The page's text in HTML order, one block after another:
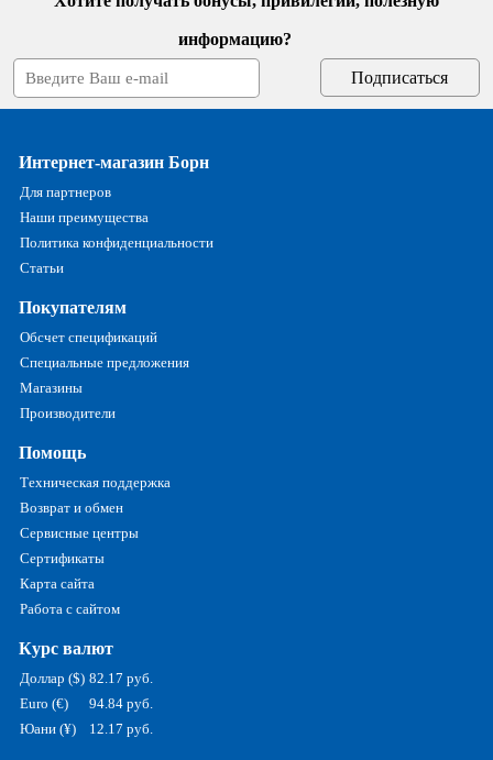
информацию?
Интернет-магазин Борн
Для партнеров
Наши преимущества
Политика конфиденциальности
Статьи
Покупателям
Обсчет спецификаций
Специальные предложения
Магазины
Производители
Помощь
Техническая поддержка
Возврат и обмен
Сервисные центры
Сертификаты
Карта сайта
Работа с сайтом
Курс валют
Доллар ($) 82.17 руб.
Euro (€)
94.84 руб.
Юани (¥)
12.17 руб.